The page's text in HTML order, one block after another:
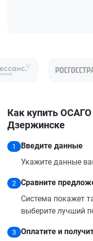
Как купить
Дзержинске
1
Введите данные
Укажите данные
2
Сравните
Система покажет
выберите лучший
3
Оплатите и